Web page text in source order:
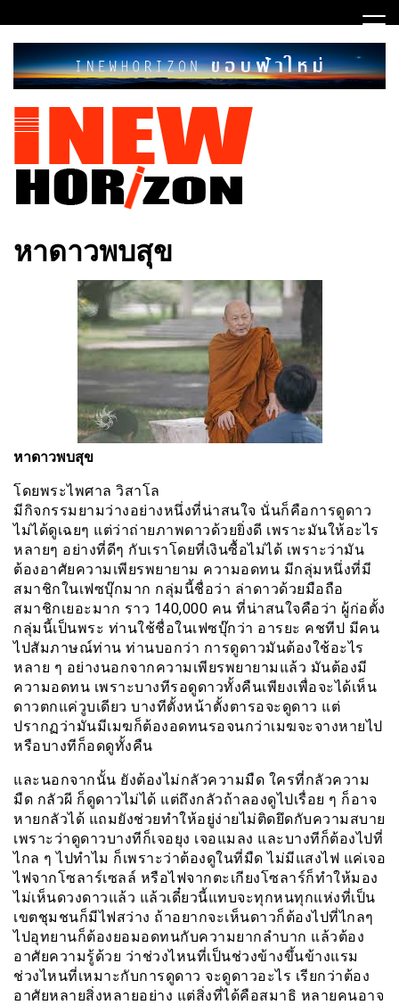
to
content
INEWHORIZON
หาดาวพบสุข
หาดาวพบสุข
โดยพระไพศาล วิสาโล
มีกิจกรรมยามว่างอย่างหนึ่งที่น่าสนใจ นั่นก็คือการดูดาว
ไม่ได้ดูเฉยๆ แต่ว่าถ่ายภาพดาวด้วยยิ่งดี เพราะมันให้อะไร
หลายๆ อย่างที่ดีๆ กับเราโดยที่เงินซื้อไม่ได้ เพราะว่ามัน
ต้องอาศัยความเพียรพยายาม ความอดทน มีกลุ่มหนึ่งที่มี
สมาชิกในเฟซบุ๊กมาก กลุ่มนี้ชื่อว่า ล่าดาวด้วยมือถือ
สมาชิกเยอะมาก ราว 140,000 คน ที่น่าสนใจคือว่า ผู้ก่อตั้ง
กลุ่มนี้เป็นพระ ท่านใช้ชื่อในเฟซบุ๊กว่า อารยะ คชทีป มีคน
ไปสัมภาษณ์ท่าน ท่านบอกว่า การดูดาวมันต้องใช้อะไร
หลาย ๆ อย่างนอกจากความเพียรพยายามแล้ว มันต้องมี
ความอดทน เพราะบางทีรอดูดาวทั้งคืนเพียงเพื่อจะได้เห็น
ดาวตกแค่วูบเดียว บางทีตั้งหน้าตั้งตารอจะดูดาว แต่
ปรากฏว่ามันมีเมฆก็ต้องอดทนรอจนกว่าเมฆจะจางหายไป
หรือบางทีก็อดดูทั้งคืน
และนอกจากนั้น ยังต้องไม่กลัวความมืด ใครที่กลัวความ
มืด กลัวผี ก็ดูดาวไม่ได้ แต่ถึงกลัวถ้าลองดูไปเรื่อย ๆ ก็อาจ
หายกลัวได้ แถมยังช่วยทำให้อยู่ง่ายไม่ติดยึดกับความสบาย
เพราะว่าดูดาวบางทีก็เจอยุง เจอแมลง และบางทีก็ต้องไปที่
ไกล ๆ ไปทำไม ก็เพราะว่าต้องดูในที่มืด ไม่มีแสงไฟ แค่เจอ
ไฟจากโซลาร์เซลล์ หรือไฟจากตะเกียงโซลาร์ก็ทำให้มอง
ไม่เห็นดวงดาวแล้ว แล้วเดี๋ยวนี้แทบจะทุกหนทุกแห่งที่เป็น
เขตชุมชนก็มีไฟสว่าง ถ้าอยากจะเห็นดาวก็ต้องไปที่ไกลๆ
ไปอุทยานก็ต้องยอมอดทนกับความยากลำบาก แล้วต้อง
อาศัยความรู้ด้วย ว่าช่วงไหนที่เป็นช่วงข้างขึ้นข้างแรม
ช่วงไหนที่เหมาะกับการดูดาว จะดูดาวอะไร เรียกว่าต้อง
อาศัยหลายสิ่งหลายอย่าง แต่สิ่งที่ได้คือสมาธิ หลายคนอาจ